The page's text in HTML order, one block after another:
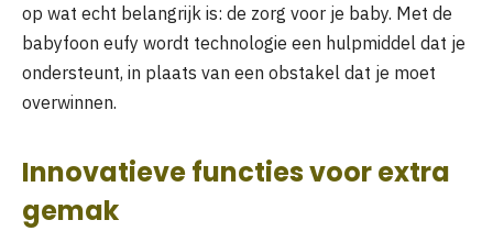
op wat echt belangrijk is: de zorg voor je baby. Met de
babyfoon eufy wordt technologie een hulpmiddel dat je
ondersteunt, in plaats van een obstakel dat je moet
overwinnen.
Innovatieve functies voor extra
gemak